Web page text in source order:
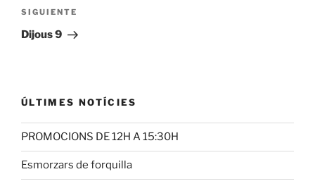
Siguiente
entrada
SIGUIENTE
Dijous 9
ÚLTIMES NOTÍCIES
PROMOCIONS DE 12H A 15:30H
Esmorzars de forquilla